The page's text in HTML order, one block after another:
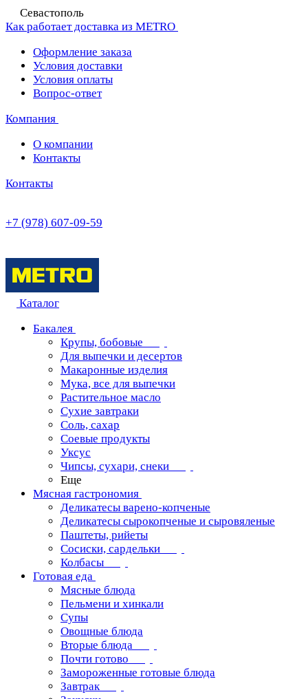
Севастополь
Как работает доставка из METRO
Оформление заказа
Условия доставки
Условия оплаты
Вопрос-ответ
Компания
О компании
Контакты
Контакты
+7 (978) 607-09-59
Каталог
Бакалея
Крупы, бобовые
Для выпечки и десертов
Макаронные изделия
Мука, все для выпечки
Растительное масло
Сухие завтраки
Соль, сахар
Соевые продукты
Уксус
Чипсы, сухари, снеки
Еще
Мясная гастрономия
Деликатесы варено-копченые
Деликатесы сырокопченые и сыровяленые
Паштеты, рийеты
Сосиски, сардельки
Колбасы
Готовая еда
Мясные блюда
Пельмени и хинкали
Супы
Овощные блюда
Вторые блюда
Почти готово
Замороженные готовые блюда
Завтрак